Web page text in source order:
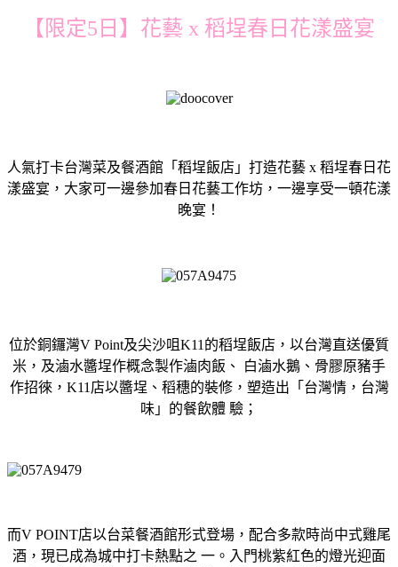
【限定5日】花藝 x 稻埕春日花漾盛宴
人氣打卡台灣菜及餐酒館「稻埕飯店」打造花藝 x 稻埕春日花
漾盛宴，大家可一邊參加春日花藝工作坊，一邊享受一頓花漾
晚宴！
位於銅鑼灣V Point及尖沙咀K11的稻埕飯店，以台灣直送優質
米，及滷水醬埕作概念製作滷肉飯、 白滷水鵝、骨膠原豬手
作招徠，K11店以醬埕、稻穗的裝修，塑造出「台灣情，台灣
味」的餐飲體 驗；
而V POINT店以台菜餐酒館形式登場，配合多款時尚中式雞尾
酒，現已成為城中打卡熱點之 一。入門桃紫紅色的燈光迎面